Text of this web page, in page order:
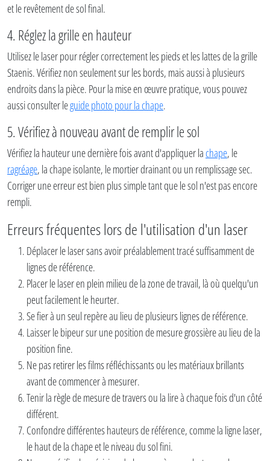
et le revêtement de sol final.
4. Réglez la grille en hauteur
Utilisez le laser pour régler correctement les pieds et les lattes de la grille
Staenis. Vérifiez non seulement sur les bords, mais aussi à plusieurs
endroits dans la pièce. Pour la mise en œuvre pratique, vous pouvez
aussi consulter leguide photo pour la chape.
5. Vérifiez à nouveau avant de remplir le sol
Vérifiez la hauteur une dernière fois avant d'appliquer lachape, le
ragréage, la chape isolante, le mortier drainant ou un remplissage sec.
Corriger une erreur est bien plus simple tant que le sol n'est pas encore
rempli.
Erreurs fréquentes lors de l'utilisation d'un laser
Déplacer le laser sans avoir préalablement tracé suffisamment de
lignes de référence.
Placer le laser en plein milieu de la zone de travail, là où quelqu'un
peut facilement le heurter.
Se fier à un seul repère au lieu de plusieurs lignes de référence.
Laisser le bipeur sur une position de mesure grossière au lieu de la
position fine.
Ne pas retirer les films réfléchissants ou les matériaux brillants
avant de commencer à mesurer.
Tenir la règle de mesure de travers ou la lire à chaque fois d'un côté
différent.
Confondre différentes hauteurs de référence, comme la ligne laser,
le haut de la chape et le niveau du sol fini.